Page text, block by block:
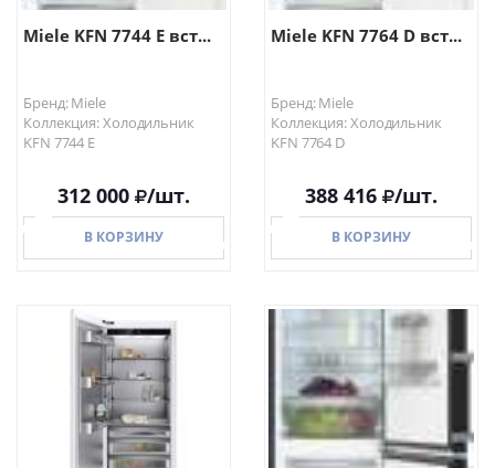
Miele KFN 7744 E вст...
Бренд: Miele
Коллекция: Холодильник
KFN 7744 E
312 000 /шт.
В КОРЗИНУ
В КОРЗИНУ
Miele KFN 7764 D вст...
Бренд: Miele
Коллекция: Холодильник
KFN 7764 D
388 416 /шт.
В КОРЗИНУ
В КОРЗИНУ